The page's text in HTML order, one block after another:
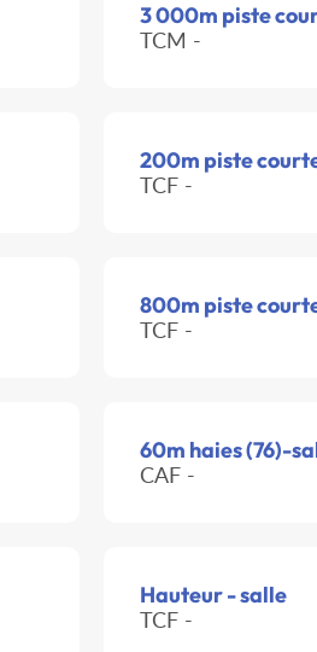
3 000m piste
TCM -
200m piste
TCF -
800m piste
TCF -
60m haies (76)-
CAF -
Hauteur - salle
TCF -